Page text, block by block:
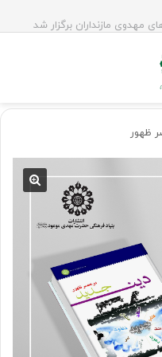
مهدوی مازنداران برگزار شد
ظهور